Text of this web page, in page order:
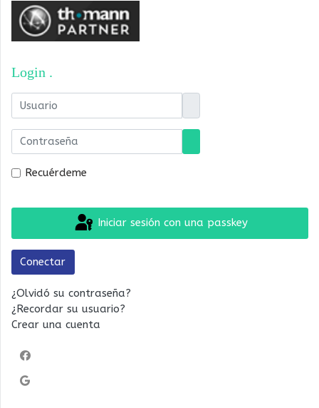
Login
Usuario
Contraseña
Recuérdeme
Iniciar sesión con una passkey
Conectar
¿Olvidó su contraseña?
¿Recordar su usuario?
Crear una cuenta